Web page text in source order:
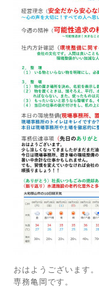
おはようございます。
専務亀岡です。